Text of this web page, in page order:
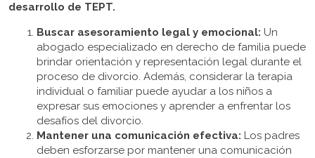
desarrollo de TEPT.
Buscar asesoramiento legal y emocional: Un
abogado especializado en derecho de familia puede
brindar orientación y representación legal durante el
proceso de divorcio. Además, considerar la terapia
individual o familiar puede ayudar a los niños a
expresar sus emociones y aprender a enfrentar los
desafíos del divorcio.
Mantener una comunicación efectiva: Los padres
deben esforzarse por mantener una comunicación